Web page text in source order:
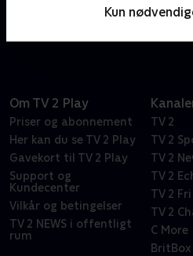
Kun
snart vendt helt på hovedet
Om TV 2 Play
Priser og abonnement
Her kan du se TV 2 Play
Gavekort til TV 2 Play
Support og
Kundecenter
Vilkår og betingelser
TV 2 NEWS i offentligt
rum
TV 2
TV 2
TV 2
TV 2
TV 2 Fri
TV 2
C More
BritBox